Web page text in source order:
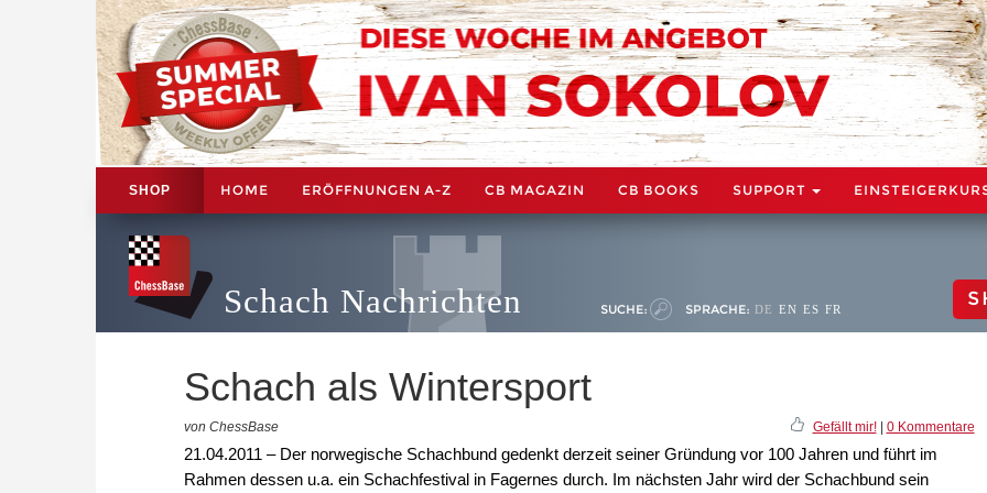
SHOP HOME ERÖFFNUNGEN A-Z CB MAGAZIN CB BOOKS SUPPORT
Schach Nachrichten SUCHE: SPRACHE: DE EN ES FR
Schach als Wintersport
von ChessBase Gefällt mir!| 0 Kommentare
21.04.2011 – Der norwegische Schachbund gedenkt derzeit seiner Gründung vor 100 Jahren und führt im
Rahmen dessen u.a. ein Schachfestival in Fagernes durch. Im nächsten Jahr wird der Schachbund sein